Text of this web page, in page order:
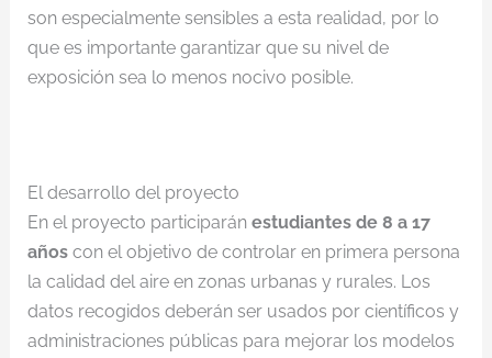
son especialmente sensibles a esta realidad, por lo
que es importante garantizar que su nivel de
exposición sea lo menos nocivo posible.
El desarrollo del proyecto
En el proyecto participarán estudiantes de 8 a 17
años con el objetivo de controlar en primera persona
la calidad del aire en zonas urbanas y rurales. Los
datos recogidos deberán ser usados por científicos y
administraciones públicas para mejorar los modelos